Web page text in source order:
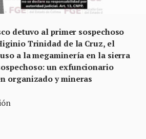
detuvo al primer sospechoso
Trinidad de la Cruz, el
a la megaminería en la sierra
un exfuncionario
organizado y mineras